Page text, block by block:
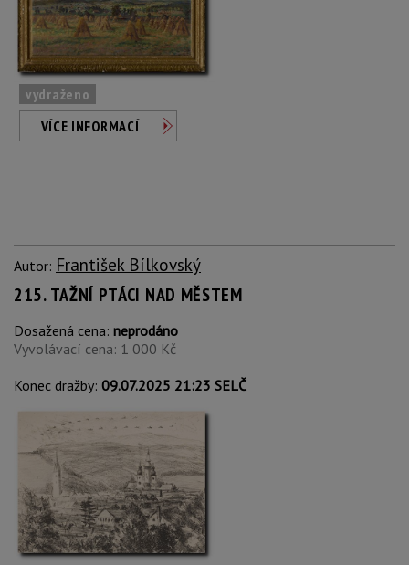
vydraženo
VÍCE INFORMACÍ
Autor: František Bílkovský
215. TAŽNÍ PTÁCI NAD MĚSTEM
Dosažená cena: neprodáno
Vyvolávací cena: 1 000 Kč
Konec dražby: 09.07.2025 21:23 SELČ